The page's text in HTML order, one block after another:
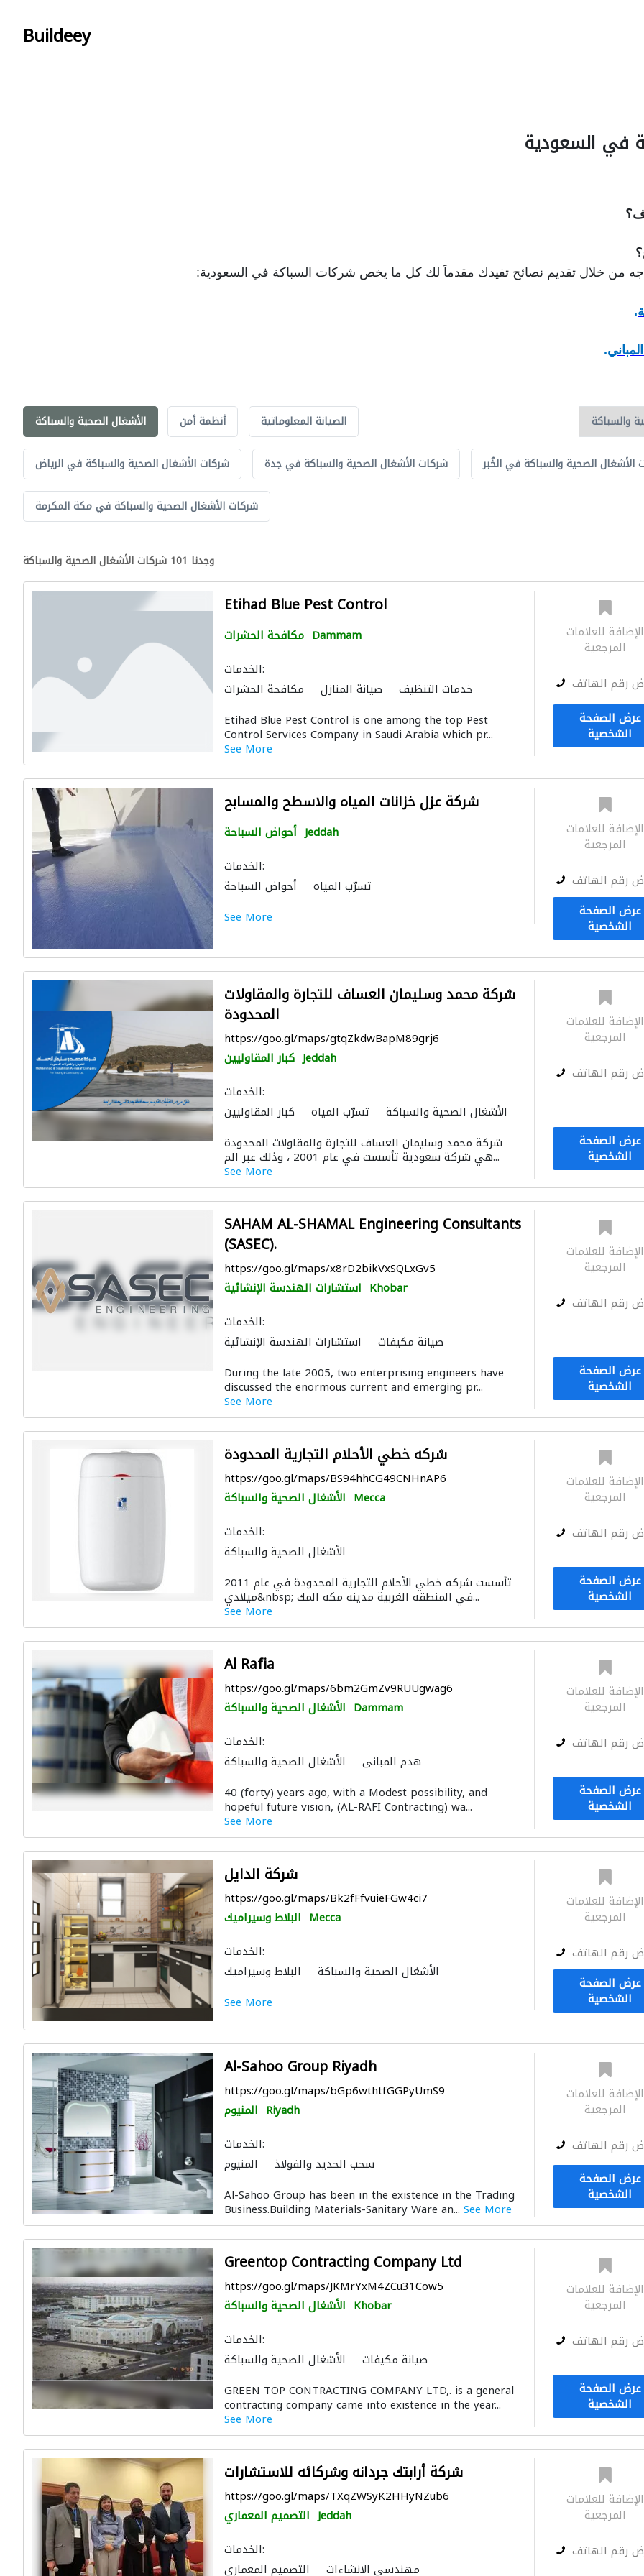
Buildeey
في السعودية
من خلال تقديم نصائح تفيدك مقدماَ لك كل ما يخص شركات السباكة في السعودية:
.
.
الأشغال الصحية والسباكة أنظمة أمن الصيانة المعلوماتية
شركات الأشغال الصحية والسباكة في الرياض شركات الأشغال الصحية والسباكة في جدة الأشغال الصحية والسباكة في الخُبر
شركات الأشغال الصحية والسباكة في مكة المكرمة
وجدنا 101 شركات الأشغال الصحية والسباكة
Etihad Blue Pest Control
مكافحة الحشرات Dammam
الخدمات:
مكافحة الحشرات
صيانة المنازل خدمات التنظيف
الأشغال الصحية والسباكة الصيانة الكهربائية
أمن المنازل خدمات النقل
Etihad Blue Pest Control is one among the top Pest
Control Services Company in Saudi Arabia which pr...
See More
الإضافة للعلامات
المرجعية
رقم الهاتف
عرض الصفحة
الشخصية
شركة عزل خزانات المياه والاسطح والمسابح
أحواض السباحة Jeddah
الخدمات:
أحواض السباحة
تسرّب المياه
أعمال جبس
See More
الإضافة للعلامات
المرجعية
رقم الهاتف
عرض الصفحة
الشخصية
شركة محمد وسليمان العساف للتجارة والمقاولات
المحدودة
https://goo.gl/maps/gtqZkdwBapM89grj6
كبار المقاوليين Jeddah
الخدمات:
كبار المقاوليين
تسرّب المياه الأشغال الصحية والسباكة
صيانة المباني
شركة محمد وسليمان العساف للتجارة والمقاولات المحدودة
هي شركة سعودية تأسست في عام 2001 ، وذلك عبر الم...
See More
الإضافة للعلامات
المرجعية
رقم الهاتف
عرض الصفحة
الشخصية
SAHAM AL-SHAMAL Engineering Consultants
(SASEC).
https://goo.gl/maps/x8rD2bikVxSQLxGv5
استشارات الهندسة الإنشائية Khobar
الخدمات:
استشارات الهندسة الإنشائية
صيانة مكيفات
دراسة الجدوى الاقتصادية أتمتة المنازل
توصيل الكابلات وتركيب الشبكات خزانات المياه
نظام الصرف الصحي
التصميم المعماري
During the late 2005, two enterprising engineers have
discussed the enormous current and emerging pr...
See More
الإضافة للعلامات
المرجعية
رقم الهاتف
عرض الصفحة
الشخصية
شركه خطي الأحلام التجارية المحدودة
https://goo.gl/maps/BS94hhCG49CNHnAP6
الأشغال الصحية والسباكة Mecca
الخدمات:
الأشغال الصحية والسباكة
تأسست شركه خطي الأحلام التجارية المحدودة في عام 2011
ميلادي&nbsp; في المنطقه الغربية مدينه مكه المك...
See More
الإضافة للعلامات
المرجعية
رقم الهاتف
عرض الصفحة
الشخصية
Al Rafia
https://goo.gl/maps/6bm2GmZv9RUUgwag6
الأشغال الصحية والسباكة Dammam
الخدمات:
الأشغال الصحية والسباكة
هدم المباني
40 (forty) years ago, with a Modest possibility, and
hopeful future vision, (AL-RAFI Contracting) wa...
See More
الإضافة للعلامات
المرجعية
رقم الهاتف
عرض الصفحة
الشخصية
شركة الدايل
https://goo.gl/maps/Bk2fFfvuieFGw4ci7
البلاط وسيراميك Mecca
الخدمات:
البلاط وسيراميك
الأشغال الصحية والسباكة
باركيه خشب
See More
الإضافة للعلامات
المرجعية
رقم الهاتف
عرض الصفحة
الشخصية
Al-Sahoo Group Riyadh
https://goo.gl/maps/bGp6wthtfGGPyUmS9
المنيوم Riyadh
الخدمات:
المنيوم
سحب الحديد والفولاذ
الحديد والأدوات المعدنية
Al-Sahoo Group has been in the existence in the Trading
Business.Building Materials-Sanitary Ware an... See More
الإضافة للعلامات
المرجعية
رقم الهاتف
عرض الصفحة
الشخصية
Greentop Contracting Company Ltd
https://goo.gl/maps/JKMrYxM4ZCu31Cow5
الأشغال الصحية والسباكة Khobar
الخدمات:
الأشغال الصحية والسباكة
صيانة مكيفات
ميكانيكيون مقاولون تسليم مفتاح الإنارة
الايدي العاملة أنظمة الطاقة الشمسية المنزلية
GREEN TOP CONTRACTING COMPANY LTD,. is a general
contracting company came into existence in the year...
See More
الإضافة للعلامات
المرجعية
رقم الهاتف
عرض الصفحة
الشخصية
شركة أرابتك جردانه وشركائه للاستشارات
https://goo.gl/maps/TXqZWSyK2HHyNZub6
التصميم المعماري Jeddah
الخدمات:
التصميم المعماري
مهندسي الانشاءات
الإضافة للعلامات
المرجعية
رقم الهاتف